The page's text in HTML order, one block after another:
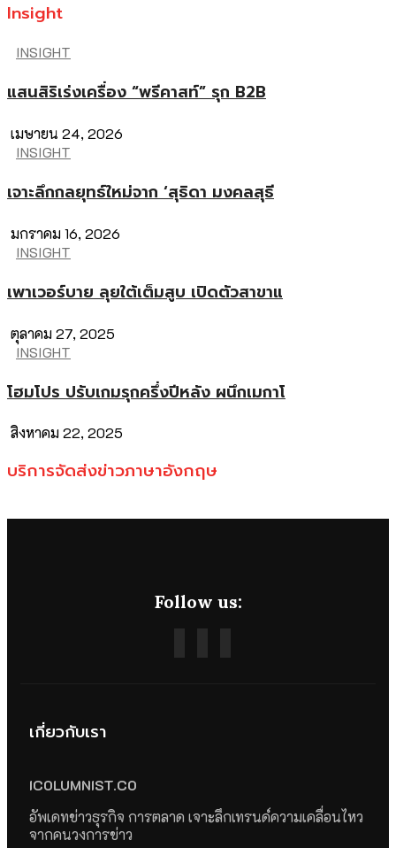
Insight
INSIGHT
แสนสิริเร่งเครื่อง “พรีคาสท์” รุก B2B
เมษายน 24, 2026
INSIGHT
เจาะลึกกลยุทธ์ใหม่จาก ‘สุธิดา มงคลสุธี
มกราคม 16, 2026
INSIGHT
เพาเวอร์บาย ลุยใต้เต็มสูบ เปิดตัวสาขาแ
ตุลาคม 27, 2025
INSIGHT
โฮมโปร ปรับเกมรุกครึ่งปีหลัง ผนึกเมกาโ
สิงหาคม 22, 2025
บริการจัดส่งข่าวภาษาอังกฤษ
Follow us:
เกี่ยวกับเรา
ICOLUMNIST.CO
อัพเดทข่าวธุรกิจ การตลาด เจาะลึกเทรนด์ความเคลื่อนไหว
จากคนวงการข่าว